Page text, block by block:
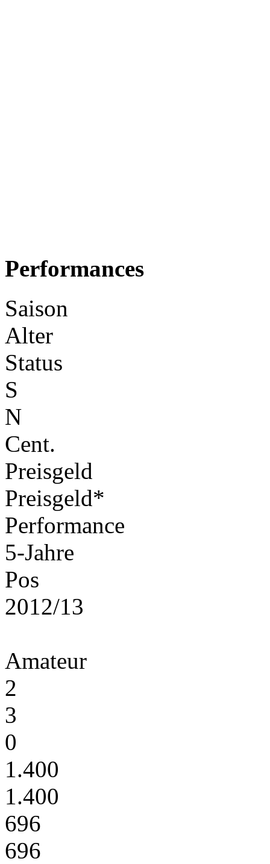
Performances
Saison
Alter
Status
S
N
Cent.
Preisgeld
Preisgeld*
Performance
5-Jahre
Pos
2012/13
Amateur
2
3
0
1.400
1.400
696
696